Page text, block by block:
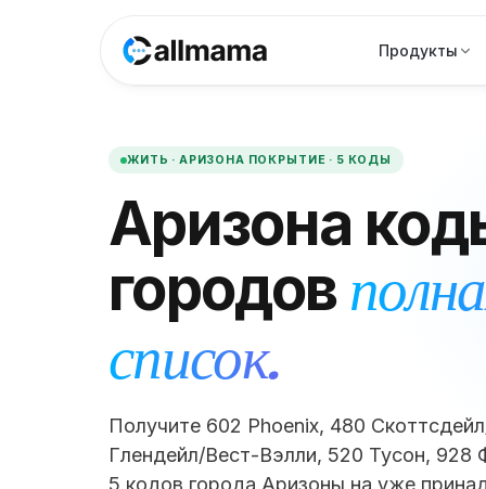
Продукты
ЖИТЬ · АРИЗОНА ПОКРЫТИЕ · 5 КОДЫ
Аризона
городов
список.
Получите 602 Phoenix, 480
Глендейл/Вест-Вэлли, 520 Тусон, 928
5 кодов города Аризоны на уже